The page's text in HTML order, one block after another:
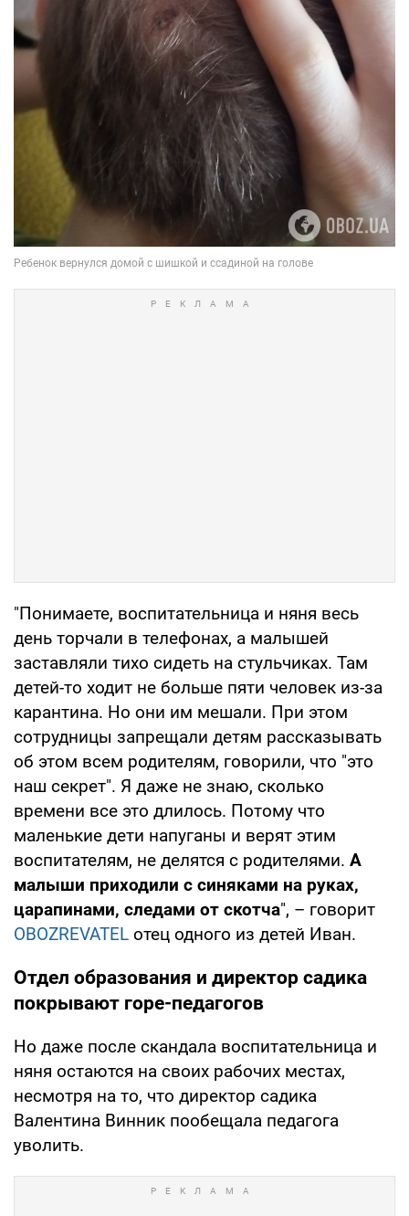
"Понимаете, воспитательница и няня весь
день торчали в телефонах, а малышей
заставляли тихо сидеть на стульчиках. Там
детей-то ходит не больше пяти человек из-за
карантина. Но они им мешали. При этом
сотрудницы запрещали детям рассказывать
об этом всем родителям, говорили, что "это
наш секрет". Я даже не знаю, сколько
времени все это длилось. Потому что
маленькие дети напуганы и верят этим
воспитателям, не делятся с родителями. А
малыши приходили с синяками на руках,
царапинами, следами от скотча", – говорит
OBOZREVATEL отец одного из детей Иван.
Отдел образования и директор садика
покрывают горе-педагогов
Но даже после скандала воспитательница и
няня остаются на своих рабочих местах,
несмотря на то, что директор садика
Валентина Винник пообещала педагога
уволить.